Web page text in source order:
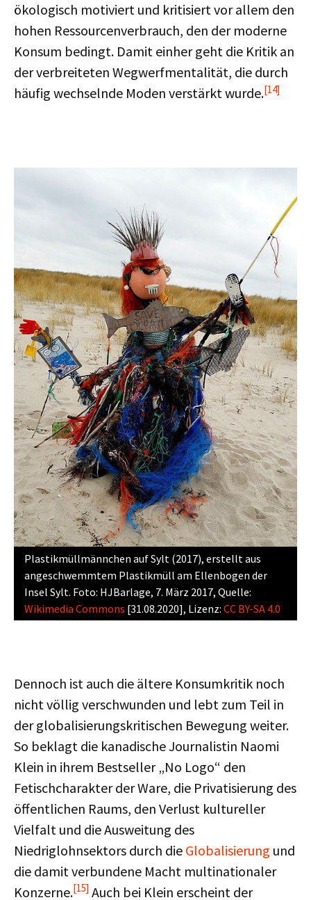
ökologisch motiviert und kritisiert vor allem den
hohen Ressourcenverbrauch, den der moderne
Konsum bedingt. Damit einher geht die Kritik an
der verbreiteten Wegwerfmentalität, die durch
häufig wechselnde Moden verstärkt wurde.[14]
Plastikmüllmännchen auf Sylt (2017), erstellt aus
angeschwemmtem Plastikmüll am Ellenbogen der
Insel Sylt. Foto: HJBarlage, 7. März 2017, Quelle:
Wikimedia Commons [31.08.2020], Lizenz: CC BY-SA 4.0
Dennoch ist auch die ältere Konsumkritik noch
nicht völlig verschwunden und lebt zum Teil in
der globalisierungskritischen Bewegung weiter.
So beklagt die kanadische Journalistin Naomi
Klein in ihrem Bestseller „No Logo“ den
Fetischcharakter der Ware, die Privatisierung des
öffentlichen Raums, den Verlust kultureller
Vielfalt und die Ausweitung des
Niedriglohnsektors durch die Globalisierung und
die damit verbundene Macht multinationaler
Konzerne.[15] Auch bei Klein erscheint der